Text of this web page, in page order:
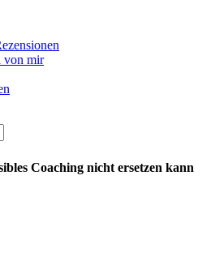
von mir
Coaching nicht ersetzen kann